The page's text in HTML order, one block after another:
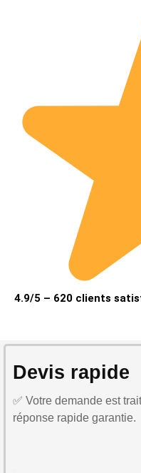
4.9/5 – 620 clients
Devis rapide
✅ Votre demande est
réponse rapide garantie.